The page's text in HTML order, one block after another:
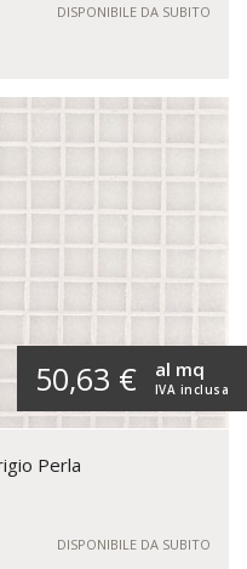
DISPONIBILE DA SUBITO
50,63 € IVA inclusa
al mq
Perla
DISPONIBILE DA SUBITO